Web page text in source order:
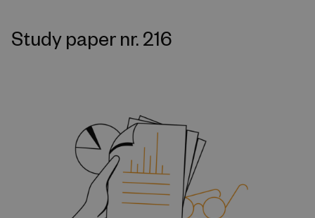
Study paper nr. 216